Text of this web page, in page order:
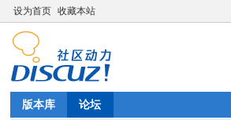
设为首页 收藏本站
版本库 论坛